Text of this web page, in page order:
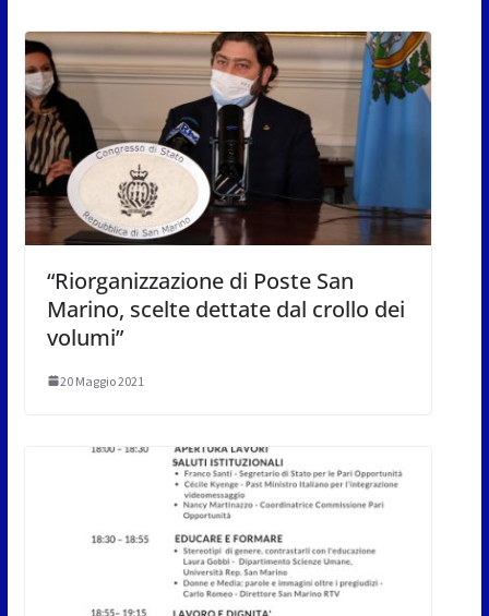
“Riorganizzazione di Poste San
Marino, scelte dettate dal crollo dei
volumi”
20 Maggio 2021